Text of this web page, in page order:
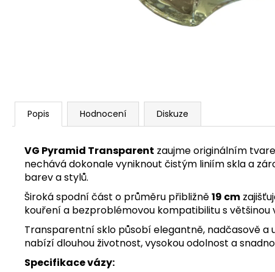
Popis Hodnocení Diskuze
VG Pyramid Transparent zaujme originálním
nechává dokonale vyniknout čistým liniím skla a
barev a stylů.
Široká spodní část o průměru přibližně19 cm
kouření a bezproblémovou kompatibilitu s
Transparentní sklo působí elegantně, nadčasově a
nabízí dlouhou životnost, vysokou odolnost a
Specifikace vázy: